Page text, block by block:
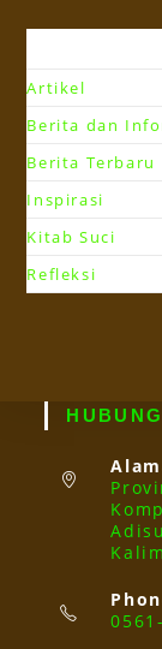
Kategori
Artikel
Berita dan
Berita Terbaru
Inspirasi
Kitab Suci
Refleksi